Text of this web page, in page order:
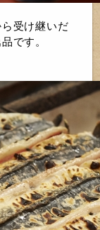
受け継いだ
です。